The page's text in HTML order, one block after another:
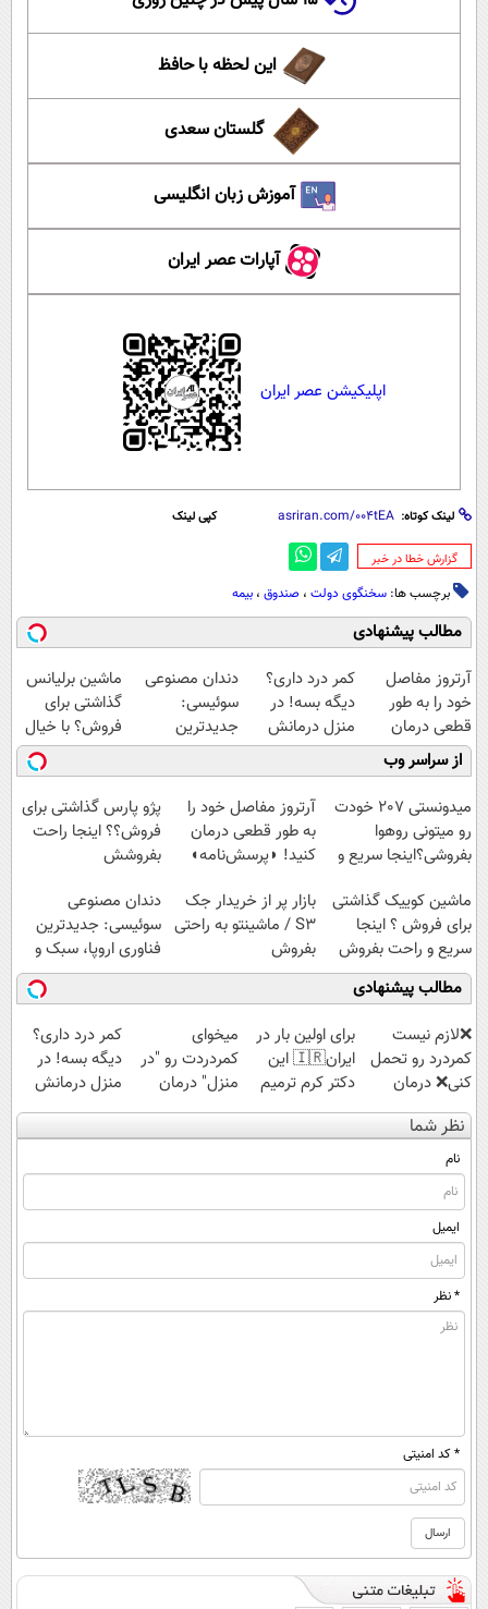
این لحظه با حافظ
گلستان سعدی
آموزش زبان انگلیسی
آپارات عصر ایران
اپلیکیشن عصر ایران
لینک کوتاه: کپی لینک
‌گزارش خطا در خبر
برچسب ها: سخنگوی دولت ، صندوق ، بیمه
مطالب پیشنهادی
آرتروز مفاصل
خود را به طور
قطعی درمان
کنید!
◗پرسش‌نامه◖
کمر درد داری؟
دیگه بسه! در
منزل درمانش
کن
(◀پرسش‌نامه)
دندان مصنوعی
سوئیسی:
جدیدترین
فناوری اروپا،
سبک و مقاوم |
پرداخت قسطی
ماشین برلیانس
گذاشتی برای
فروش؟ با خیال
راحت بفروش
از سراسر وب
میدونستی 207 خودت
رو میتونی روهوا
بفروشی؟اینجا سریع و
آرتروز مفاصل خود را
به طور قطعی درمان
کنید! ◗پرسش‌نامه◖
پژو پارس گذاشتی برای
فروش؟؟ اینجا راحت
بفروشش
ماشین کوییک گذاشتی
برای فروش ؟ اینجا
سریع و راحت بفروش
بازار پر از خریدار جک
S3 / ماشینتو به راحتی
بفروش
دندان مصنوعی
سوئیسی: جدیدترین
فناوری اروپا، سبک و
مقاوم | پرداخت
قسطی
مطالب پیشنهادی
❌لازم نیست
کمردرد رو تحمل
کنی❌ درمان
بدون جراحی و
قرص
(پرسشنامه)
برای اولین بار در
ایران🇮🇷 این
دکتر کرم ترمیم
کننده 23 روزه
ساخت!
میخوای
کمردردت رو "در
منزل" درمان
کنی؟ (◂فیلم +
◂پرسش‌نامه)
کمر درد داری؟
دیگه بسه! در
منزل درمانش
کن
(◀پرسش‌نامه)
نظر شما
نام
ایمیل
* نظر
* کد امنیتی